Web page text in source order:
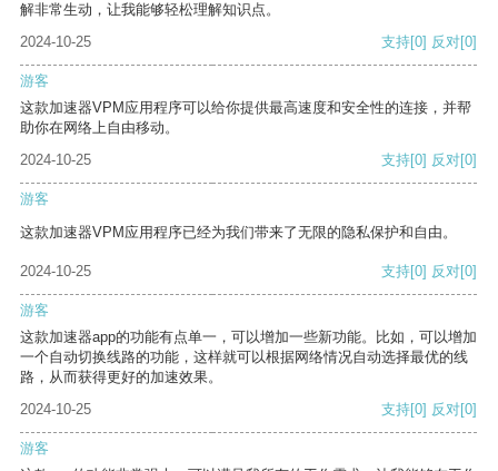
解非常生动，让我能够轻松理解知识点。
2024-10-25
支持[0] 反对[0]
游客
这款加速器VPM应用程序可以给你提供最高速度和安全性的连接，并帮
助你在网络上自由移动。
2024-10-25
支持[0] 反对[0]
游客
这款加速器VPM应用程序已经为我们带来了无限的隐私保护和自由。
2024-10-25 支持[0] 反对[0]
游客
这款加速器app的功能有点单一，可以增加一些新功能。比如，可以增加
一个自动切换线路的功能，这样就可以根据网络情况自动选择最优的线
路，从而获得更好的加速效果。
2024-10-25
支持[0] 反对[0]
游客